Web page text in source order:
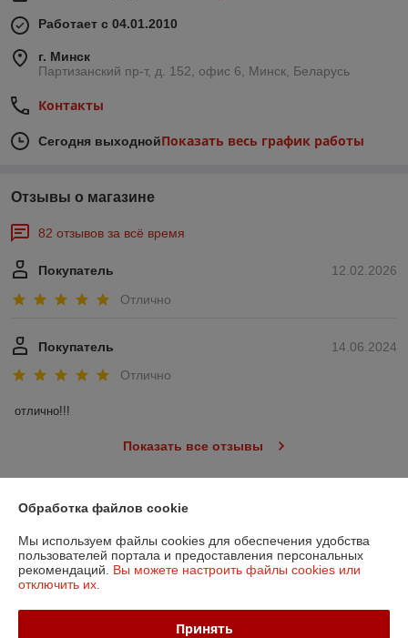
Работает с 04.01.2010
г. Минск
Партизанский пр-т, д. 152, офис 6, Минск, Беларусь
Контакты
Сегодня выходнойПоказать весь график работы
Отзывы о магазине
82 отзывов за всё время
12.02.2026
Покупатель
Отлично
14.06.2024
Покупатель
Отлично
отлично!!!
Показать все отзывы
О нас
Контакты
Доставка и оплата
Обработка файлов cookie
Мы используем файлы cookies для обеспечения удобства
пользователей портала и предоставления персональных
рекомендаций. Вы можете настроить файлы cookies или
отключить их.
Принять